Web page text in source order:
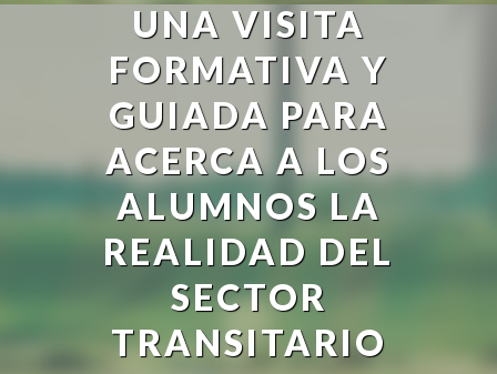
UNA VISITA
FORMATIVA Y
GUIADA PARA
ACERCA A LOS
ALUMNOS LA
REALIDAD DEL
SECTOR
TRANSITARIO